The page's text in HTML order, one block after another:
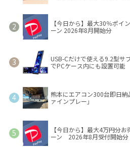
【今日から】最大30％ポイ
ーン 2026年8月開始分
USB-Cだけで使える9.2型
でPCケース内にも設置可能
熊本にエアコン300台即日
ァインプレー」
【今日から】最大4万円分
ーン 2026年8月受付開始分